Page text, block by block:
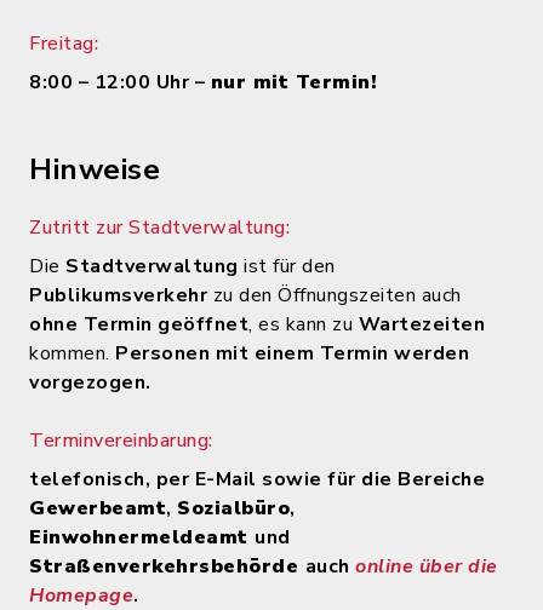
Freitag:
8:00 – 12:00 Uhr – nur mit Termin!
Hinweise
Zutritt zur Stadtverwaltung:
Die Stadtverwaltung ist für den
Publikumsverkehr zu den Öffnungszeiten auch
ohne Termin geöffnet, es kann zu Wartezeiten
kommen. Personen mit einem Termin werden
vorgezogen.
Terminvereinbarung:
telefonisch, per E-Mail sowie für die Bereiche
Gewerbeamt, Sozialbüro,
Einwohnermeldeamt und
Straßenverkehrsbehörde auch online über die
Homepage.